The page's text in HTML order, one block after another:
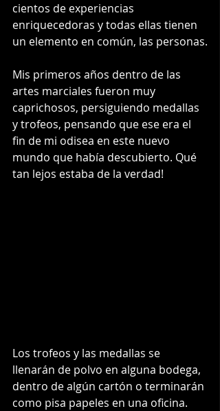
cientos de experiencias
enriquecedoras y todas ellas tienen
un elemento en común, las personas.
Mis primeros años dentro de las
artes marciales fueron muy
caprichosos, persiguiendo medallas
y trofeos, pensando que ese era el
fin de mi odisea en este nuevo
mundo que había descubierto. Qué
tan lejos estaba de la verdad!
Los trofeos y las medallas se
llenarán de polvo en alguna bodega,
dentro de algún cartón o terminarán
como pisa papeles en una oficina.